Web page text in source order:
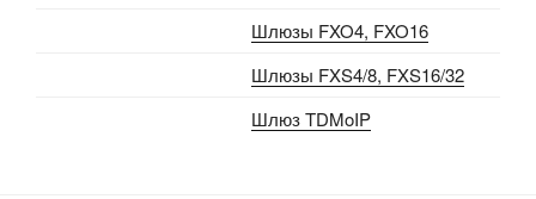
Шлюзы FXO4, FXO16
Шлюзы FXS4/8, FXS16/32
Шлюз TDMoIP